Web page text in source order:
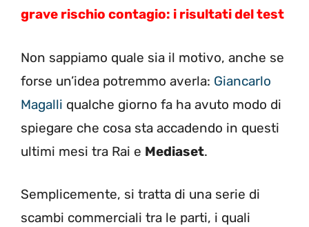
grave rischio contagio: i risultati del test
Non sappiamo quale sia il motivo, anche se
forse un’idea potremmo averla: Giancarlo
Magalli qualche giorno fa ha avuto modo di
spiegare che cosa sta accadendo in questi
ultimi mesi tra Rai e Mediaset.
Semplicemente, si tratta di una serie di
scambi commerciali tra le parti, i quali